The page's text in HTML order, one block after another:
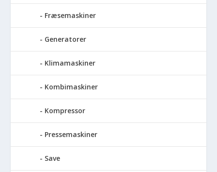
Fræsemaskiner
Generatorer
Klimamaskiner
Kombimaskiner
Kompressor
Pressemaskiner
Save